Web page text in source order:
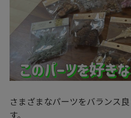
さまざまなパーツをバランス
す。